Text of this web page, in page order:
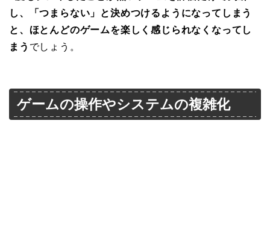
し、「つまらない」と決めつけるようになってしまう
と、ほとんどのゲームを楽しく感じられなくなってし
まう でしょう。
ゲームの操作やシステムの複雑化